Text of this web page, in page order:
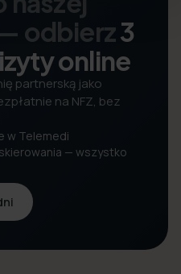
odbierz3
online
partnerską jako
na NFZ, bez
w Telemedi
— wszystko